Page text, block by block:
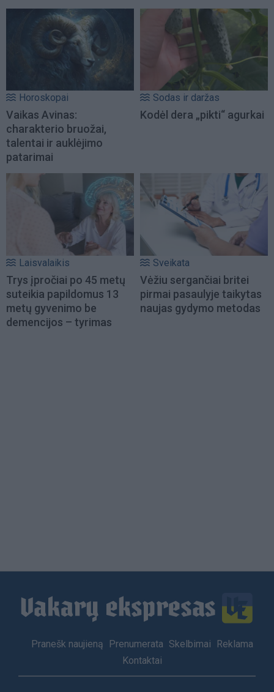
Horoskopai
Vaikas Avinas:
charakterio bruožai,
talentai ir auklėjimo
patarimai
Sodas ir daržas
Kodėl dera „pikti“ agurkai
Laisvalaikis
Trys įpročiai po 45 metų
suteikia papildomus 13
metų gyvenimo be
demencijos – tyrimas
Sveikata
Vėžiu sergančiai britei
pirmai pasaulyje taikytas
naujas gydymo metodas
Footer
Pranešk naujieną Prenumerata Skelbimai
Reklama
Kontaktai